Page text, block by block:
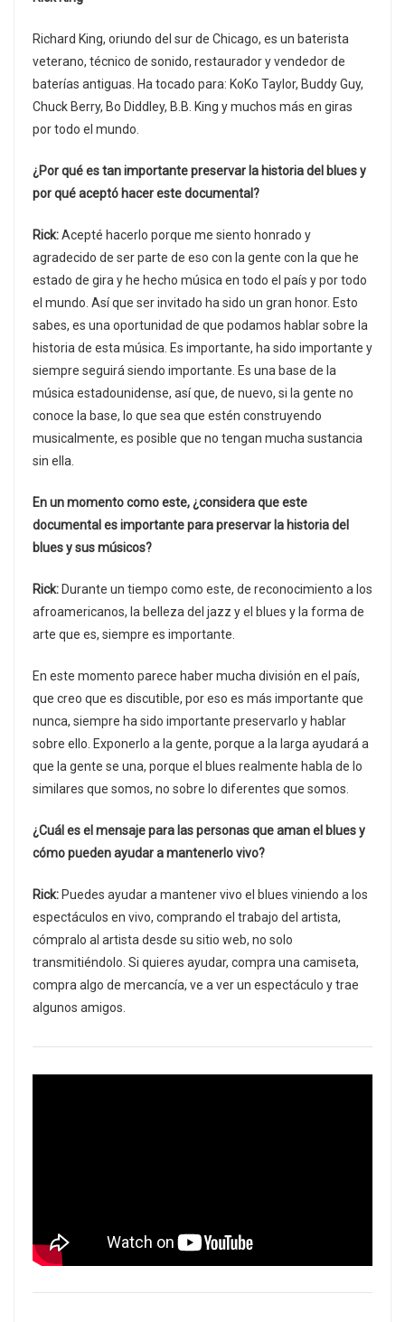
Richard King, oriundo del sur de Chicago, es un baterista
veterano, técnico de sonido, restaurador y vendedor de
baterías antiguas. Ha tocado para: KoKo Taylor, Buddy Guy,
Chuck Berry, Bo Diddley, B.B. King y muchos más en giras
por todo el mundo.
¿Por qué es tan importante preservar la historia del blues y
por qué aceptó hacer este documental?
Rick:Acepté hacerlo porque me siento honrado y
agradecido de ser parte de eso con la gente con la que he
estado de gira y he hecho música en todo el país y por todo
el mundo. Así que ser invitado ha sido un gran honor. Esto
sabes, es una oportunidad de que podamos hablar sobre la
historia de esta música. Es importante, ha sido importante y
siempre seguirá siendo importante. Es una base de la
música estadounidense, así que, de nuevo, si la gente no
conoce la base, lo que sea que estén construyendo
musicalmente, es posible que no tengan mucha sustancia
sin ella.
En un momento como este, ¿considera que este
documental es importante para preservar la historia del
blues y sus músicos?
Rick: Durante un tiempo como este, de reconocimiento a los
afroamericanos, la belleza del jazz y el blues y la forma de
arte que es, siempre es importante.
En este momento parece haber mucha división en el país,
que creo que es discutible, por eso es más importante que
nunca, siempre ha sido importante preservarlo y hablar
sobre ello. Exponerlo a la gente, porque a la larga ayudará a
que la gente se una, porque el blues realmente habla de lo
similares que somos, no sobre lo diferentes que somos.
¿Cuál es el mensaje para las personas que aman el blues y
cómo pueden ayudar a mantenerlo vivo?
Rick: Puedes ayudar a mantener vivo el blues viniendo a los
espectáculos en vivo, comprando el trabajo del artista,
cómpralo al artista desde su sitio web, no solo
transmitiéndolo. Si quieres ayudar, compra una camiseta,
compra algo de mercancía, ve a ver un espectáculo y trae
algunos amigos.